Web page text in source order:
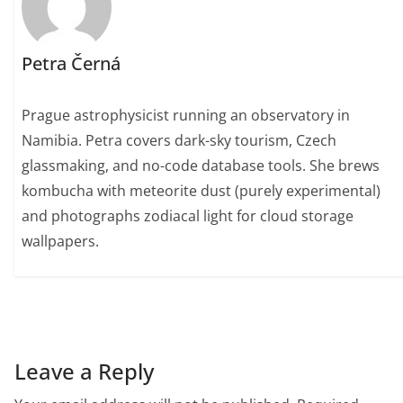
Petra Černá
Prague astrophysicist running an observatory in
Namibia. Petra covers dark-sky tourism, Czech
glassmaking, and no-code database tools. She brews
kombucha with meteorite dust (purely experimental)
and photographs zodiacal light for cloud storage
wallpapers.
Leave a Reply